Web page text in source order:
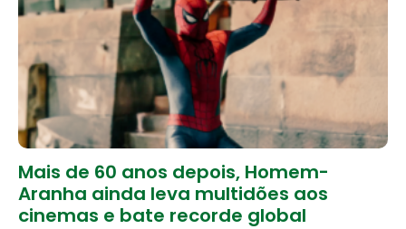
Mais de 60 anos depois, Homem-
Aranha ainda leva multidões aos
cinemas e bate recorde global